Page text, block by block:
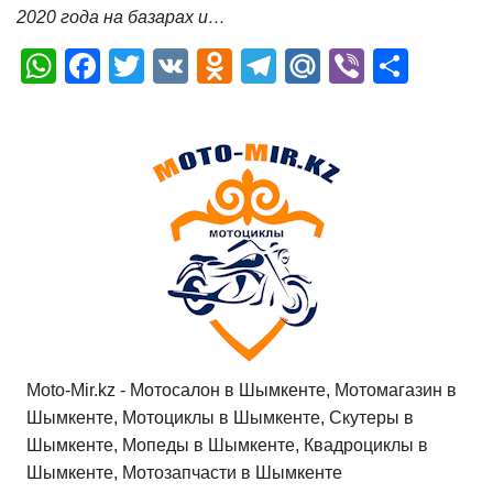
2020 года на базарах и…
W
F
T
er
V
O
n
o
kl
a
ss
ni
ki
T
e
gr
a
m
M
u
Vi
Moto-Mir.kz - Мотосалон в Шымкенте, Мотомагазин в
Шымкенте, Мотоциклы в Шымкенте, Скутеры в
Шымкенте, Мопеды в Шымкенте, Квадроциклы в
Шымкенте, Мотозапчасти в Шымкенте